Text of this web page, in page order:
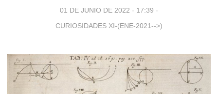
01 DE JUNIO DE 2022 - 17:39 -
CURIOSIDADES XI-(ENE-2021-->)